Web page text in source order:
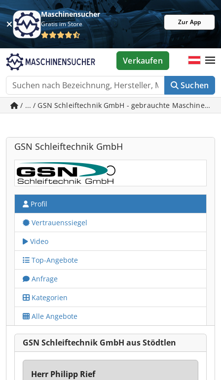
Maschinensucher
Gratis im Store Zur App
Suchen
Verkaufen
/ ... / GSN Schleiftechnik GmbH - gebrauchte Maschinen
GSN Schleiftechnik GmbH
Profil
Vertrauenssiegel
Video
Top-Angebote
Anfrage
Kategorien
Alle Angebote
GSN Schleiftechnik GmbH aus Stödtlen
Herr Philipp Rief